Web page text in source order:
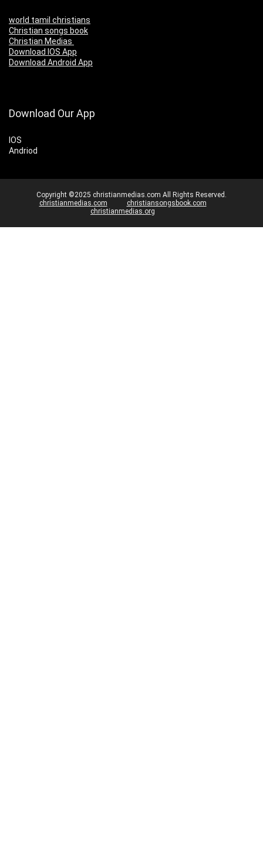
world tamil christians
Christian songs book
Christian Medias
Download IOS App
Download Android App
Download Our App
IOS
Andriod
Copyright ©2025 christianmedias.com All Rights Reserved.
christianmedias.com
christiansongsbook.com
christianmedias.org